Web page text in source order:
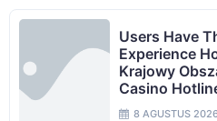
Users Have
Experience
Krajowy
Casino
8 AGUSTUS